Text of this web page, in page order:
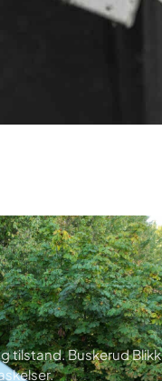
tilstand. Buskerud Blikk